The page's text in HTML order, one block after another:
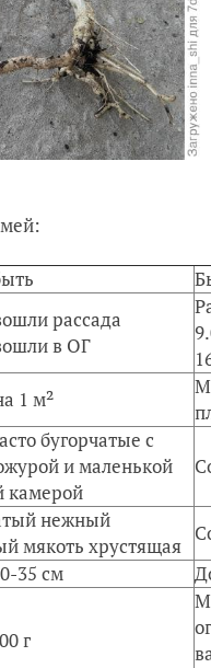
рассада
в ОГ
1 м²
бугорчатые с
и маленькой
камерой
нежный
мякоть хрустящая
35 см
г